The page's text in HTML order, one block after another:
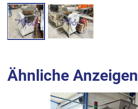
Ähnliche Anzeigen